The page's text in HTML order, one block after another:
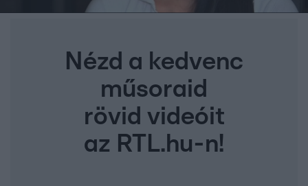
Nézd a kedvenc
műsoraid
rövid videóit
az RTL.hu-n!